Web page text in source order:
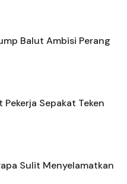
Balut Ambisi Perang
Pekerja Sepakat Teken
Sulit Menyelamatkan